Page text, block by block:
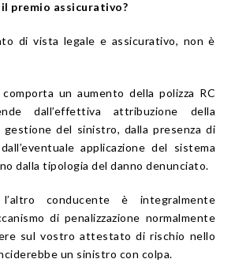
premio assicurativo?
di vista legale e assicurativo, non è
un aumento della polizza RC
dall’effettiva attribuzione della
gestione del sinistro, dalla presenza di
applicazione del sistema
dalla tipologia del danno denunciato.
conducente è integralmente
di penalizzazione normalmente
sul vostro attestato di rischio nello
un sinistro con colpa.